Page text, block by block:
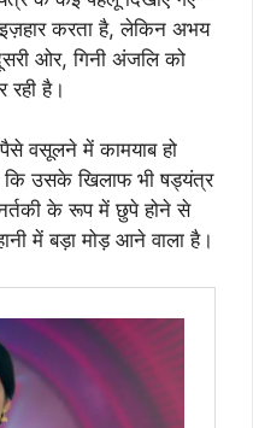
करता है, लेकिन अभय
ओर, गिनी अंजलि को
है।
वसूलने में कामयाब हो
कि उसके खिलाफ भी षड्यंत्र
के रूप में छुपे होने से
में बड़ा मोड़ आने वाला है।